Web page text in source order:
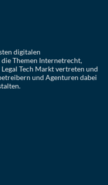
digitalen
Themen Internetrecht,
Tech Markt vertreten und
und Agenturen dabei